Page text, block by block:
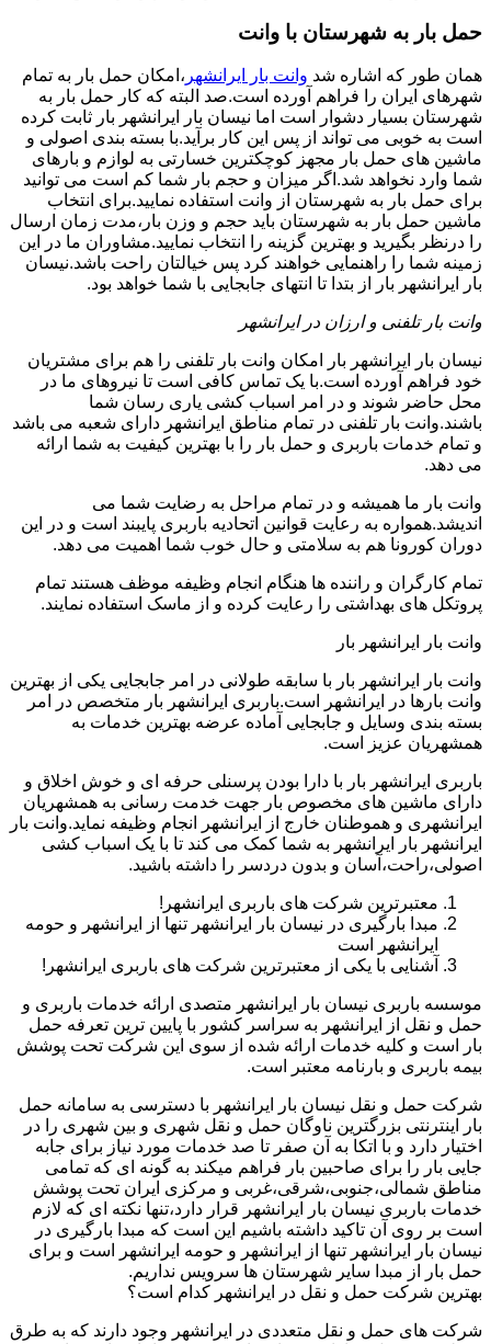
حمل بار به شهرستان با وانت
همان طور که اشاره شد وانت بار ایرانشهر ،امکان حمل بار به تمام
شهرهای ایران را فراهم آورده است.صد البته که کار حمل بار به
شهرستان بسیار دشوار است اما نیسان بار ایرانشهر بار ثابت کرده
است به خوبی می تواند از پس این کار برآید.با بسته بندی اصولی و
ماشین های حمل بار مجهز کوچکترین خسارتی به لوازم و بارهای
شما وارد نخواهد شد.اگر میزان و حجم بار شما کم است می توانید
برای حمل بار به شهرستان از وانت استفاده نمایید.برای انتخاب
ماشین حمل بار به شهرستان باید حجم و وزن بار،مدت زمان ارسال
را درنظر بگیرید و بهترین گزینه را انتخاب نمایید.مشاوران ما در این
زمینه شما را راهنمایی خواهند کرد پس خیالتان راحت باشد.نیسان
بار ایرانشهر بار از بتدا تا انتهای جابجایی با شما خواهد بود.
وانت بار تلفنی و ارزان در ایرانشهر
نیسان بار ایرانشهر بار امکان وانت بار تلفنی را هم برای مشتریان
خود فراهم آورده است.با یک تماس کافی است تا نیروهای ما در
محل حاضر شوند و در امر اسباب کشی یاری رسان شما
باشند.وانت بار تلفنی در تمام مناطق ایرانشهر دارای شعبه می باشد
و تمام خدمات باربری و حمل بار را با بهترین کیفیت به شما ارائه
می دهد.
وانت بار ما همیشه و در تمام مراحل به رضایت شما می
اندیشد.همواره به رعایت قوانین اتحادیه باربری پایبند است و در این
دوران کورونا هم به سلامتی و حال خوب شما اهمیت می دهد.
تمام کارگران و راننده ها هنگام انجام وظیفه موظف هستند تمام
پروتکل های بهداشتی را رعایت کرده و از ماسک استفاده نمایند.
وانت بار ایرانشهر بار
وانت بار ایرانشهر بار با سابقه طولانی در امر جابجایی یکی از بهترین
وانت بارها در ایرانشهر است.باربری ایرانشهر بار متخصص در امر
بسته بندی وسایل و جابجایی آماده عرضه بهترین خدمات به
همشهریان عزیز است.
باربری ایرانشهر بار با دارا بودن پرسنلی حرفه ای و خوش اخلاق و
دارای ماشین های مخصوص بار جهت خدمت رسانی به همشهریان
ایرانشهری و هموطنان خارج از ایرانشهر انجام وظیفه نماید.وانت بار
ایرانشهر بار ایرانشهر به شما کمک می کند تا با یک اسباب کشی
اصولی،راحت،آسان و بدون دردسر را داشته باشید.
معتبرترین شرکت های باربری ایرانشهر!
مبدا بارگیری در نیسان بار ایرانشهر تنها از ایرانشهر و حومه
ایرانشهر است
آشنایی با یکی از معتبرترین شرکت های باربری ایرانشهر!
موسسه باربری نیسان بار ایرانشهر متصدی ارائه خدمات باربری و
حمل و نقل از ایرانشهر به سراسر کشور با پایین ترین تعرفه حمل
بار است و کلیه خدمات ارائه شده از سوی این شرکت تحت پوشش
بیمه باربری و بارنامه معتبر است.
شرکت حمل و نقل نیسان بار ایرانشهر با دسترسی به سامانه حمل
بار اینترنتی بزرگترین ناوگان حمل و نقل شهری و بین شهری را در
اختیار دارد و با اتکا به آن صفر تا صد خدمات مورد نیاز برای جابه
جایی بار را برای صاحبین بار فراهم میکند به گونه ای که تمامی
مناطق شمالی،جنوبی،شرقی،غربی و مرکزی ایران تحت پوشش
خدمات باربری نیسان بار ایرانشهر قرار دارد،تنها نکته ای که لازم
است بر روی آن تاکید داشته باشیم این است که مبدا بارگیری در
نیسان بار ایرانشهر تنها از ایرانشهر و حومه ایرانشهر است و برای
حمل بار از مبدا سایر شهرستان ها سرویس نداریم.
بهترین شرکت حمل و نقل در ایرانشهر کدام است؟
شرکت های حمل و نقل متعددی در ایرانشهر وجود دارند که به طرق